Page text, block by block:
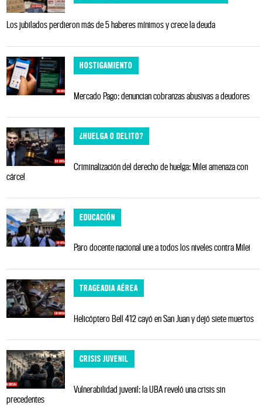
Los jubilados perdieron más de 5 haberes mínimos y crece la deuda
HOSTIGAMIENTO
Mercado Pago: denuncian cobranzas abusivas a deudores
¿HUELGA O DELITO?
Criminalización del derecho de huelga: Milei amenaza con
cárcel
EDUCACIÓN
Paro docente nacional une a todos los niveles contra Milei
TRAGEADIA AÉREA
Helicóptero Bell 412 cayó en San Juan y dejó siete muertos
CRISIS JUVENIL
Vulnerabilidad juvenil: la UBA reveló una crisis sin
precedentes